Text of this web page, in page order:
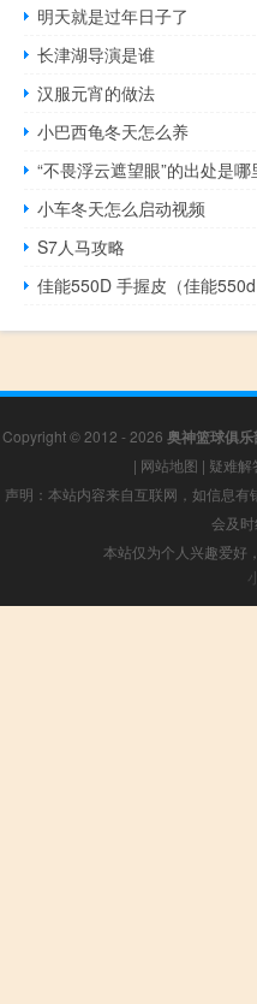
明天就是过年日子了
长津湖导演是谁
汉服元宵的做法
小巴西龟冬天怎么养
“不畏浮云遮望眼”的出处是哪
小车冬天怎么启动视频
S7人马攻略
佳能550D 手握皮（佳能550d
Copyright © 2012 - 2026 奥神篮球俱乐
| 网站地图 | 疑难解
声明：本站内容来自互联网，如信息
会及
本站仅为个人兴趣爱好